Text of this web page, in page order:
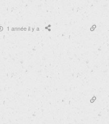
1 année il y a